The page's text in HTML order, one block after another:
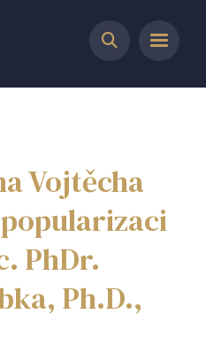
Vojtěcha
PhDr.
Ph.D.,